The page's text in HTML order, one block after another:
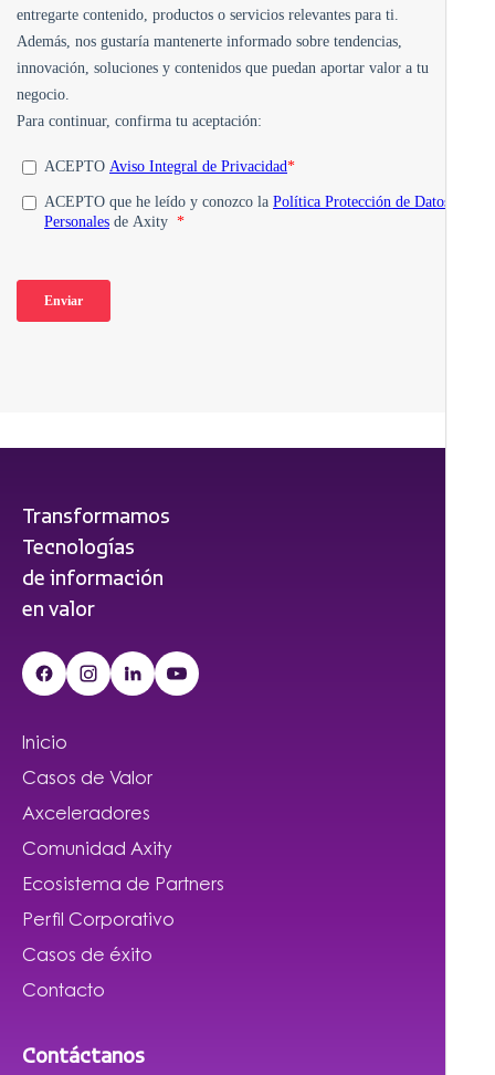
Transformamos
Tecnologías
de información
en valor
Inicio
Casos de Valor
Axceleradores
Comunidad Axity
Ecosistema de Partners
Perfil Corporativo
Casos de éxito
Contacto
Contáctanos